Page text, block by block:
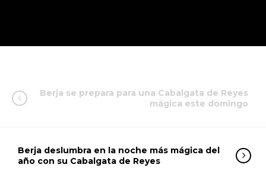
Berja se prepara para una Cabalgata de Reyes
mágica este domingo
Berja deslumbra en la noche más mágica del
año con su Cabalgata de Reyes